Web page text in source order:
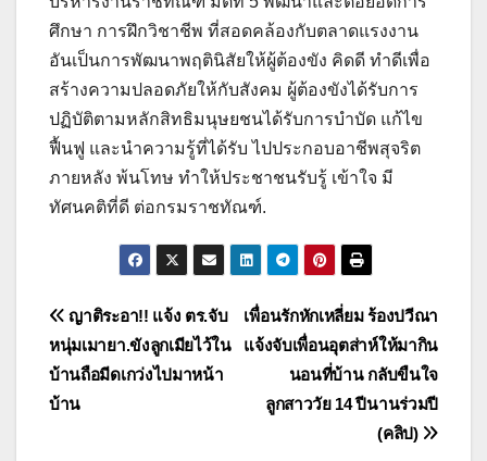
ศึกษา การฝึกวิชาชีพ ที่สอดคล้องกับตลาดแรงงาน
อันเป็นการพัฒนาพฤตินิสัยให้ผู้ต้องขัง คิดดี ทำดีเพื่อ
สร้างความปลอดภัยให้กับสังคม ผู้ต้องขังได้รับการ
ปฏิบัติตามหลักสิทธิมนุษยชนได้รับการบำบัด แก้ไข
ฟื้นฟู และนำความรู้ที่ได้รับ ไปประกอบอาชีพสุจริต
ภายหลัง พ้นโทษ ทำให้ประชาชนรับรู้ เข้าใจ มี
ทัศนคติที่ดี ต่อกรมราชทัณฑ์.
แนะแนว
เรื่อง
เพื่อนรักหักเหลี่ยม ร้องปวีณา
แจ้งจับเพื่อนอุตส่าห์ให้มากิน
นอนที่บ้าน กลับขืนใจ
ลูกสาววัย 14 ปีนานร่วมปี
(คลิป)
ญาติระอา!! แจ้ง ตร.จับ
หนุ่มเมายา.ขังลูกเมียไว้ใน
บ้านถือมีดเกว่งไปมาหน้า
บ้าน